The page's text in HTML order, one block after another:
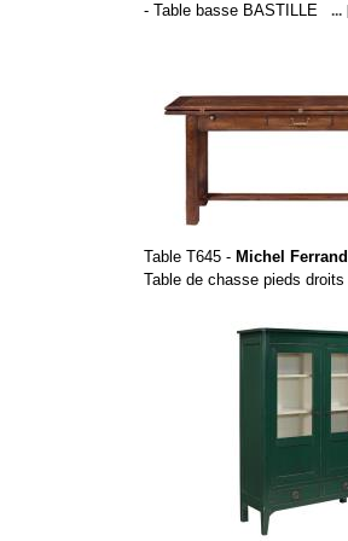
- Table basse BASTILLE
...
Table T645 - Michel Ferrand
Table de chasse pieds droits